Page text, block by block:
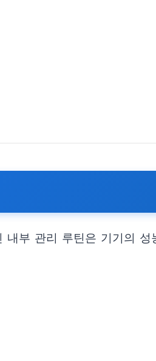
부 관리 루틴은 기기의 성